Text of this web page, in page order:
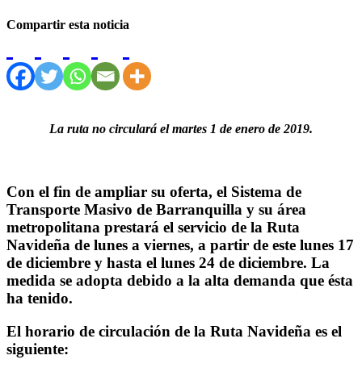
Compartir esta noticia
La ruta no circulará el martes 1 de enero de 2019.
Con el fin de ampliar su oferta, el Sistema de
Transporte Masivo de Barranquilla y su área
metropolitana prestará el servicio de la Ruta
Navideña de lunes a viernes, a partir de este lunes 17
de diciembre y hasta el lunes 24 de diciembre. La
medida se adopta debido a la alta demanda que ésta
ha tenido.
El horario de circulación de la Ruta Navideña es el
siguiente: